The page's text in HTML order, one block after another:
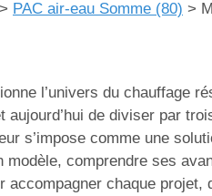
> PAC air-eau Somme (80) >
l’univers du chauffage
aujourd’hui de diviser par
s’impose comme une
comprendre ses
accompagner chaque